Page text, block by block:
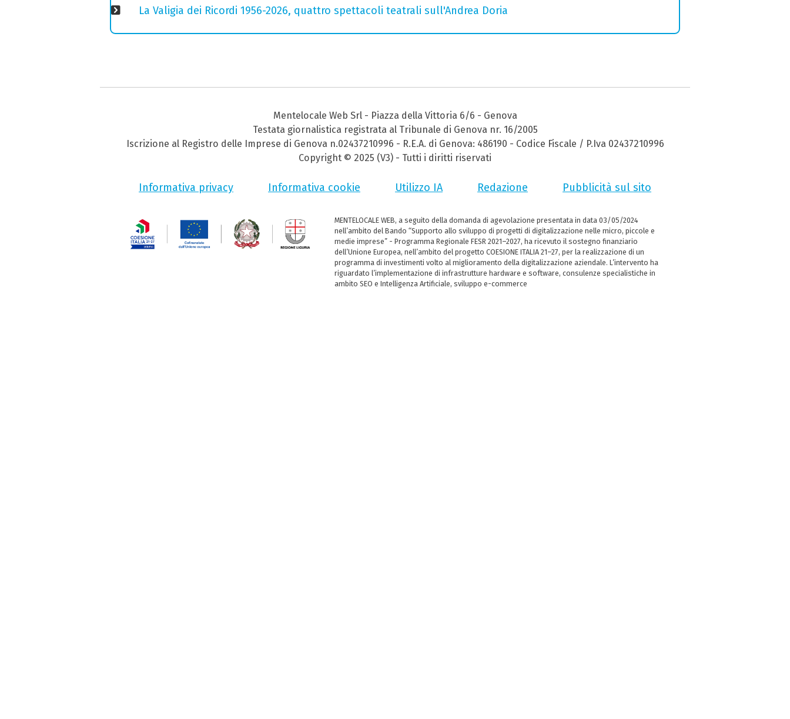
La Valigia dei Ricordi 1956-2026, quattro spettacoli teatrali sull'Andrea Doria
Mentelocale Web Srl - Piazza della Vittoria 6/6 - Genova
Testata giornalistica registrata al Tribunale di Genova nr. 16/2005
Iscrizione al Registro delle Imprese di Genova n.02437210996 - R.E.A. di Genova: 486190 - Codice Fiscale / P.Iva 02437210996
Copyright © 2025 (V3) - Tutti i diritti riservati
Informativa privacy Informativa cookie Utilizzo IA Redazione Pubblicità sul sito
MENTELOCALE WEB, a seguito della domanda di agevolazione presentata in data 03/05/2024
nell’ambito del Bando “Supporto allo sviluppo di progetti di digitalizzazione nelle micro, piccole e
medie imprese” - Programma Regionale FESR 2021–2027, ha ricevuto il sostegno finanziario
dell’Unione Europea, nell’ambito del progetto COESIONE ITALIA 21–27, per la realizzazione di un
programma di investimenti volto al miglioramento della digitalizzazione aziendale. L’intervento ha
riguardato l’implementazione di infrastrutture hardware e software, consulenze specialistiche in
ambito SEO e Intelligenza Artificiale, sviluppo e-commerce